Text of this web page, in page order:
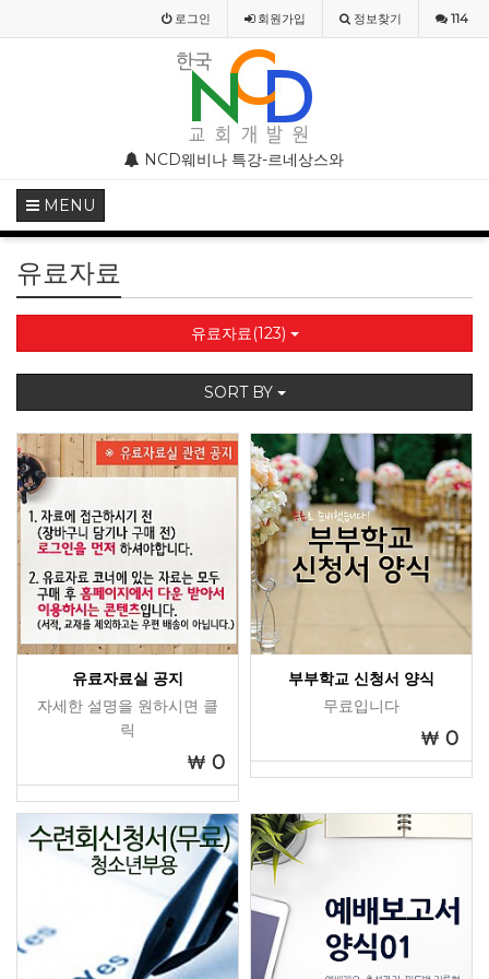
로그인 회원가입 정보찾기 114
NCD웨비나 특강-르네상스와 종교개혁기의 기독교미술
MENU
유료자료
유료자료(123)
SORT BY
유료자료실 공지
자세한 설명을 원하시면 클
릭
0
부부학교 신청서 양식
무료입니다
0